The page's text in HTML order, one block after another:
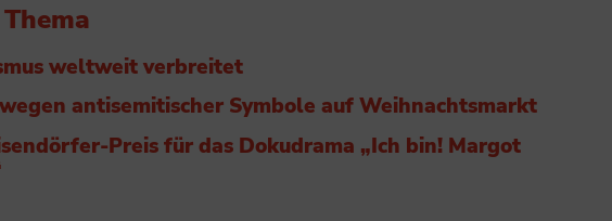
weltweit verbreitet
antisemitischer Symbole auf Weihnachtsmarkt
Preis für das Dokudrama „Ich bin! Margot